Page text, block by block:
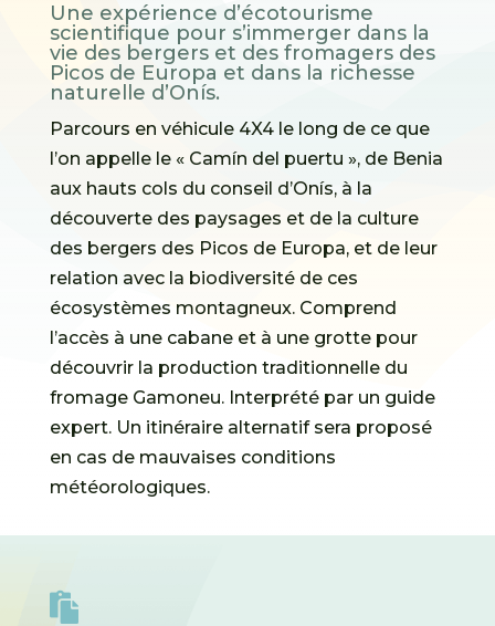
Une expérience d’écotourisme
scientifique pour s’immerger dans la
vie des bergers et des fromagers des
Picos de Europa et dans la richesse
naturelle d’Onís.
Parcours en véhicule 4X4 le long de ce que
l’on appelle le « Camín del puertu », de Benia
aux hauts cols du conseil d’Onís, à la
découverte des paysages et de la culture
des bergers des Picos de Europa, et de leur
relation avec la biodiversité de ces
écosystèmes montagneux. Comprend
l’accès à une cabane et à une grotte pour
découvrir la production traditionnelle du
fromage Gamoneu. Interprété par un guide
expert. Un itinéraire alternatif sera proposé
en cas de mauvaises conditions
météorologiques.
